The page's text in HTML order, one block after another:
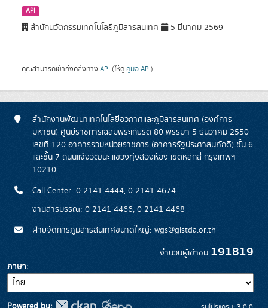
API
สำนักนวัตกรรมเทคโนโลยีภูมิสารสนเทศ 5 มีนาคม 2569
คุณสามารถเข้าถึงคลังทาง API (ให้ดู คู่มือ API).
สำนักงานพัฒนาเทคโนโลยีอวกาศและภูมิสารสนเทศ (องค์การ
มหาชน) ศูนย์ราชการเฉลิมพระเกียรติ 80 พรรษา 5 ธันวาคม 2550
เลขที่ 120 อาคารรวมหน่วยราชการ (อาคารรัฐประศาสนภักดี) ชั้น 6
และชั้น 7 ถนนแจ้งวัฒนะ แขวงทุ่งสองห้อง เขตหลักสี่ กรุงเทพฯ
10210
Call Center: 0 2141 4444, 0 2141 4674
งานสารบรรณ: 0 2141 4466, 0 2141 4468
ฝ่ายจัดการภูมิสารสนเทศขนาดใหญ่: wgs@gistda.or.th
จำนวนผู้เข้าชม 191819
ภาษา